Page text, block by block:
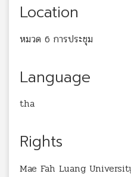
Location
หมวด 6 การประชุม
Language
tha
Rights
Mae Fah Luang